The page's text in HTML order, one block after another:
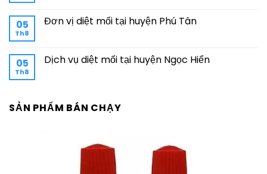
05
Th8
Đơn vị diệt mối tại huyện Phú Tân
05
Th8
Dịch vụ diệt mối tại huyện Ngọc Hiển
SẢN PHẨM BÁN CHẠY